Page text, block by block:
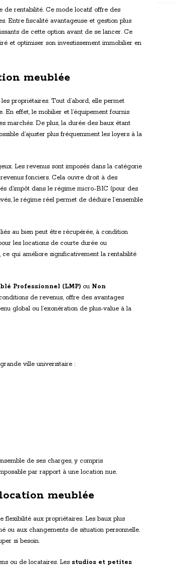
de rentabilité. Ce mode locatif offre des
Entre fiscalité avantageuse et gestion plus
de cette option avant de se lancer. Ce
et optimiser son investissement immobilier en
meublée
propriétaires. Tout d’abord, elle permet
En effet, le mobilier et l’équipement fournis
marchés. De plus, la durée des baux étant
d’ajuster plus fréquemment les loyers à la
Les revenus sont imposés dans la catégorie
fonciers. Cela ouvre droit à des
d’impôt dans le régime micro-BIC (pour des
le régime réel permet de déduire l’ensemble
au bien peut être récupérée, à condition
les locations de courte durée ou
ce qui améliore significativement la rentabilité
Professionnel (LMP) ou Non
de revenus, offre des avantages
global ou l’exonération de plus-value à la
ville universitaire :
de ses charges, y compris
par rapport à une location nue.
meublée
flexibilité aux propriétaires. Les baux plus
ou aux changements de situation personnelle.
si besoin.
ou de locataires. Les studios et petites